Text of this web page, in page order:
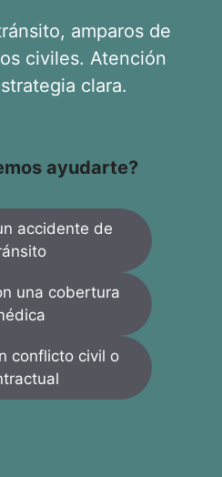
amparos de
civiles. Atención
clara.
ayudarte?
accidente de
una cobertura
conflicto civil o